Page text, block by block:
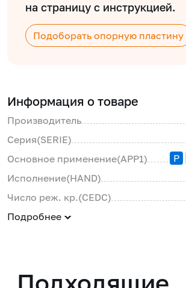
на страницу с инструкцией.
Подоборать опорную пластину
Информация о товаре
Производитель
Серия(SERIE)
Основное применение(APP1)
P
Исполнение(HAND)
Число реж. кр.(CEDC)
Подробнее